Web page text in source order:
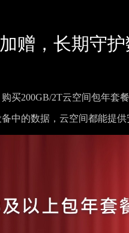
赠，长期守
买200GB/2T云空间包年套
中的数据，云空间都能提供